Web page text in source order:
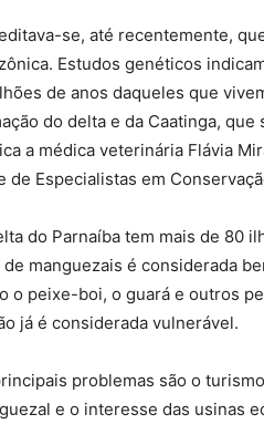
se, até recentemente,
Estudos genéticos
de anos daqueles que
do delta e da Caatinga, que
a médica veterinária Flávia
de Especialistas em
do Parnaíba tem mais de 80
de manguezais é considerada
o peixe-boi, o guará e outros
já é considerada vulnerável.
problemas são o
e o interesse das usinas